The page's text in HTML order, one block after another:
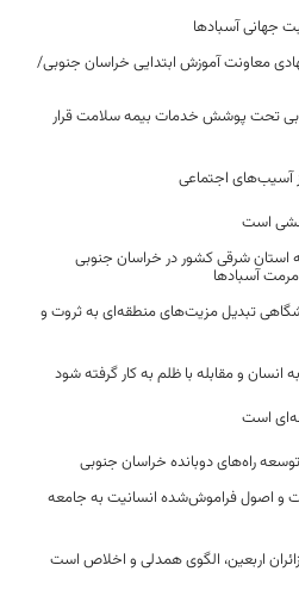
جهانی آسبادها
معاونت آموزش ابتدایی خراسان جنوبی/
جنوبی تحت پوشش خدمات بیمه سلامت قرار
آسیب‌های اجتماعی
است
استان شرقی کشور در خراسان جنوبی
مرمت آسبادها
تبدیل مزیت‌های منطقه‌ای به ثروت و
و مقابله با ظلم به کار گرفته شود
است
و اصول فراموش‌شده انسانیت به جامعه
اربعین، الگوی همدلی و اخلاص است